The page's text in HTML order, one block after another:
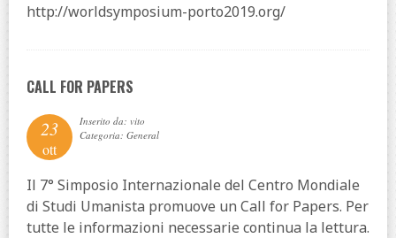
http://worldsymposium-porto2019.org/
CALL FOR PAPERS
23
ott
Inserito da: vito
Categoria: General
Il 7° Simposio Internazionale del Centro Mondiale
di Studi Umanista promuove un Call for Papers. Per
tutte le informazioni necessarie continua la lettura.